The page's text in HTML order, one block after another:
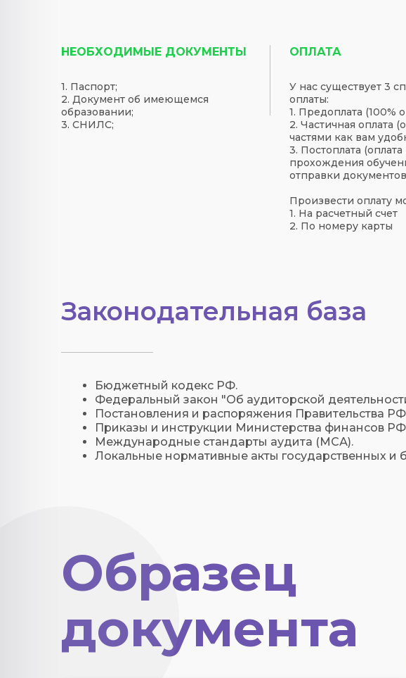
НЕОБХОДИМЫЕ ДОКУМЕНТЫ
1. Паспорт;
2. Документ об имеющемся
образовании;
3. СНИЛС;
ОПЛАТА
У нас существует 3
оплаты:
1. Предоплата (100%
2. Частичная оплата
частями как вам
3. Постоплата (оплата
прохождения
отправки
Произвести оплату
1. На расчетный счет
2. По номеру карты
Законодательная база
Бюджетный кодекс РФ.
Федеральный закон "Об аудиторской
Постановления и распоряжения Правительства
Приказы и инструкции Министерства финансов
Международные стандарты аудита (МСА).
Локальные нормативные акты государственных
Образец
документа